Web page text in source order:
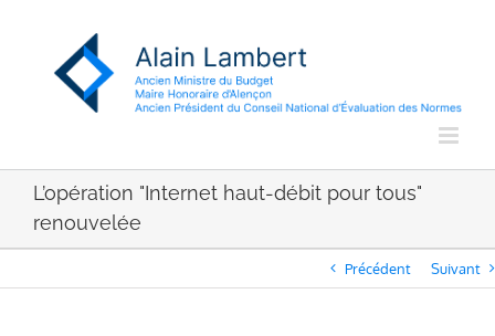
L’opération "Internet haut-débit pour tous"
renouvelée
Précédent Suivant